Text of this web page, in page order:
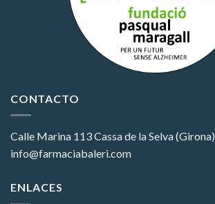
CONTACTO
Calle Marina 113Cassa de la Selva (Girona)
info@farmaciabaleri.com
ENLACES